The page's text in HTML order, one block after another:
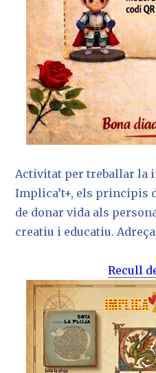
Activitat per treballar la
Implica’t+, els principis
de donar vida als
creatiu i educatiu.
Recull